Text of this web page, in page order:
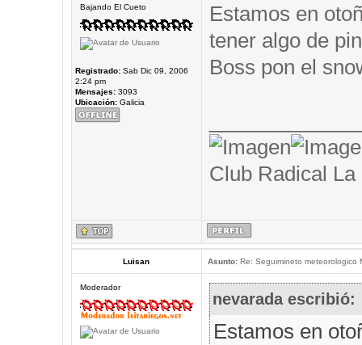
Bajando El Cueto
Registrado:Sab Dic 09, 2006
2:24 pm
Mensajes:3093
Ubicación:Galicia
Estamos en
tener algo de
Boss pon el
Club Radical La
Luisan Asunto:Re: Seguimineto meteorologico
Moderador
nevarada escribió:
Estamos en